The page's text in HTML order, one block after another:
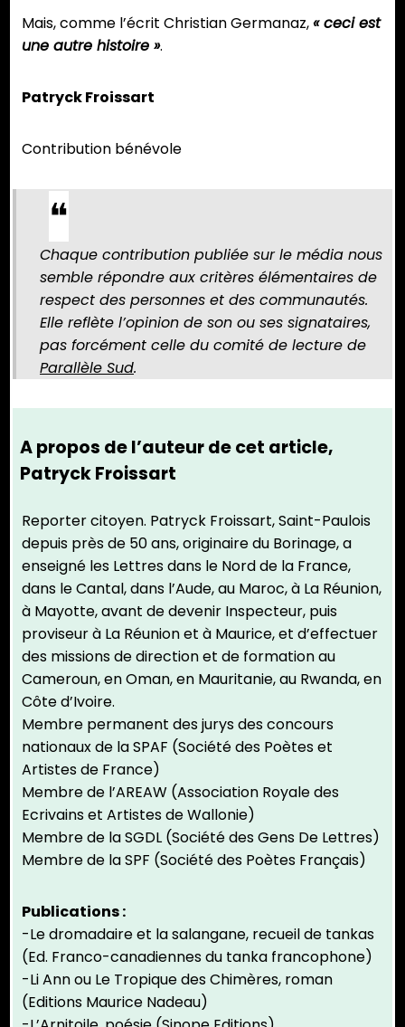
Mais, comme l’écrit Christian Germanaz,« ceci est
une autre histoire ».
Patryck Froissart
Contribution bénévole
Chaque contribution publiée sur le média nous
semble répondre aux critères élémentaires de
respect des personnes et des communautés.
Elle reflète l’opinion de son ou ses signataires,
pas forcément celle du comité de lecture de
Parallèle Sud.
A propos de l’auteur de cet article,
Patryck Froissart
Reporter citoyen. Patryck Froissart, Saint-Paulois
depuis près de 50 ans, originaire du Borinage, a
enseigné les Lettres dans le Nord de la France,
dans le Cantal, dans l’Aude, au Maroc, à La Réunion,
à Mayotte, avant de devenir Inspecteur, puis
proviseur à La Réunion et à Maurice, et d’effectuer
des missions de direction et de formation au
Cameroun, en Oman, en Mauritanie, au Rwanda, en
Côte d’Ivoire.
Membre permanent des jurys des concours
nationaux de la SPAF (Société des Poètes et
Artistes de France)
Membre de l’AREAW (Association Royale des
Ecrivains et Artistes de Wallonie)
Membre de la SGDL (Société des Gens De Lettres)
Membre de la SPF (Société des Poètes Français)
Publications :
-Le dromadaire et la salangane, recueil de tankas
(Ed. Franco-canadiennes du tanka francophone)
-Li Ann ou Le Tropique des Chimères, roman
(Editions Maurice Nadeau)